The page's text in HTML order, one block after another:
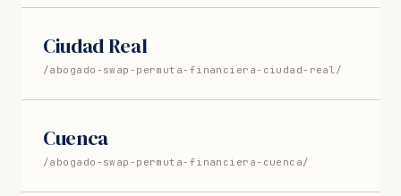
Ciudad Real
/abogado-swap-permuta-financiera-ciudad-real/
Cuenca
/abogado-swap-permuta-financiera-cuenca/